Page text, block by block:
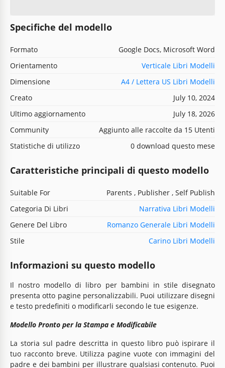
Specifiche del modello
Formato
Google Docs, Microsoft Word
Orientamento
Verticale Libri Modelli
Dimensione
A4 / Lettera US Libri Modelli
Creato
July 10, 2024
Ultimo aggiornamento
July 18, 2026
Community
Aggiunto alle raccolte da 15 Utenti
Statistiche di utilizzo
0 download questo mese
Caratteristiche principali di questo modello
Suitable For
Parents , Publisher , Self Publish
Categoria Di Libri
Narrativa Libri Modelli
Genere Del Libro
Romanzo Generale Libri Modelli
Stile
Carino Libri Modelli
Informazioni su questo modello
Il nostro modello di libro per bambini in stile disegnato
presenta otto pagine personalizzabili. Puoi utilizzare disegni
e testo predefiniti o modificarli secondo le tue esigenze.
Modello Pronto per la Stampa e Modificabile
La storia sul padre descritta in questo libro può ispirare il
tuo racconto breve. Utilizza pagine vuote con immagini del
padre e dei bambini per illustrare qualsiasi contenuto. Puoi